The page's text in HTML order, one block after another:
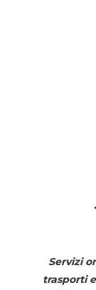
Servizi
trasporti